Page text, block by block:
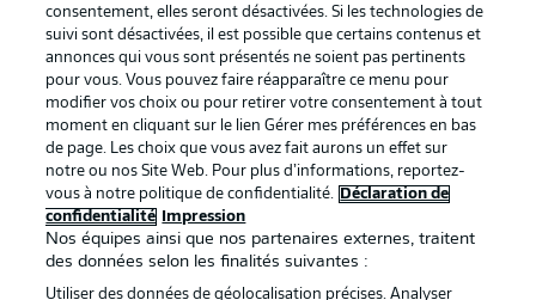
BUNDESLIGA APP
Proposé par
consentement, elles seront désactivées. Si les technologies de
suivi sont désactivées, il est possible que certains contenus et
annonces qui vous sont présentés ne soient pas pertinents
pour vous. Vous pouvez faire réapparaître ce menu pour
modifier vos choix ou pour retirer votre consentement à tout
moment en cliquant sur le lien Gérer mes préférences en bas
de page. Les choix que vous avez fait aurons un effet sur
notre ou nos Site Web. Pour plus d’informations, reportez-
vous à notre politique de confidentialité.
Déclaration de
confidentialité
Impression
Nos équipes ainsi que nos partenaires externes, traitent
des données selon les finalités suivantes :
Utiliser des données de géolocalisation précises. Analyser